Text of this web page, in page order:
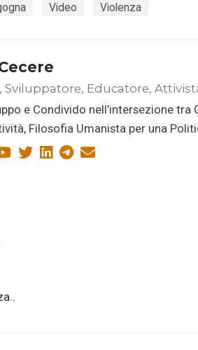
Video Violenza
Sviluppatore, Educatore,
e Condivido nell’intersezione tra
Filosofia Umanista per una